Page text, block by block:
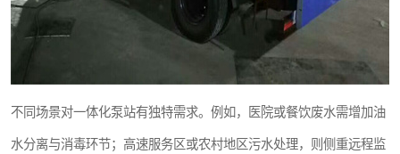
不同场景对一体化泵站有独特需求。例如，医院或餐饮废水需增加油
水分离与消毒环节；高速服务区或农村地区污水处理，则侧重远程监